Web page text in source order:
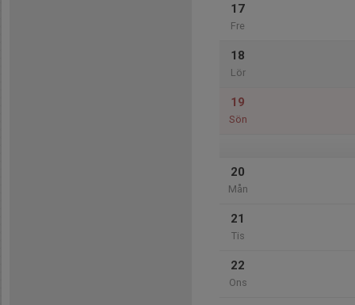
17
Fre
18
Lör
19
Sön
20
Mån
21
Tis
22
Ons